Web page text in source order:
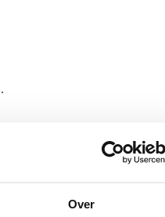
Over